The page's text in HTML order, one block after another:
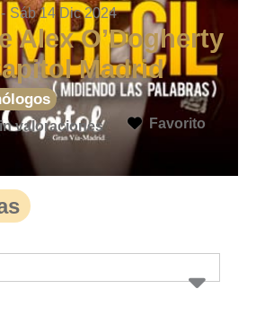
- Sáb 14 Dic 2024
Alex O’Dogherty
Madrid
valoraciones Favorito